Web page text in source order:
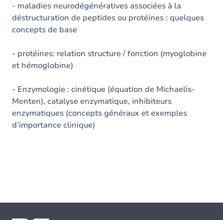
- maladies neurodégénératives associées à la
déstructuration de peptides ou protéines : quelques
concepts de base
- protéines: relation structure / fonction (myoglobine
et hémoglobine)
- Enzymologie : cinétique (équation de Michaelis-
Menten), catalyse enzymatique, inhibiteurs
enzymatiques (concepts généraux et exemples
d’importance clinique)